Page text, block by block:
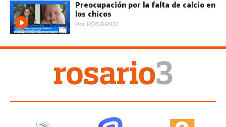
Preocupación por la falta de calcio en
los chicos
Por ROSARIO3